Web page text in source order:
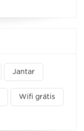
Jantar
Wifi grátis